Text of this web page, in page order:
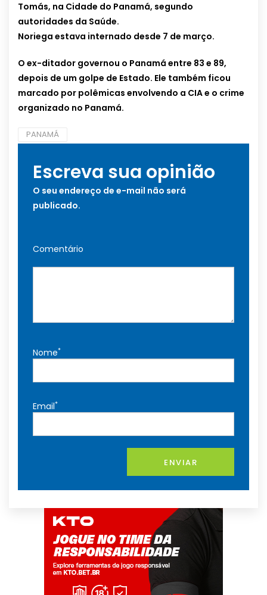
Tomás, na Cidade do Panamá, segundo
autoridades da Saúde.
Noriega estava internado desde 7 de março.
O ex-ditador governou o Panamá entre 83 e 89,
depois de um golpe de Estado. Ele também ficou
marcado por polêmicas envolvendo a CIA e o crime
organizado no Panamá.
PANAMÁ
Escreva sua opinião
O seu endereço de e-mail não será
publicado.
Comentário
Nome*
Email*
ENVIAR